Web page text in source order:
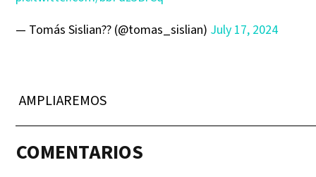
— Tomás Sislian?? (@tomas_sislian) July 17, 2024
AMPLIAREMOS
COMENTARIOS